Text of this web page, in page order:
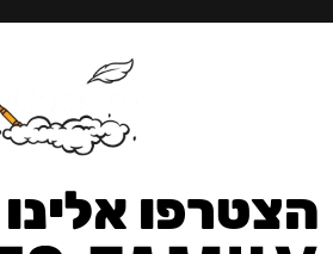
הצטרפו